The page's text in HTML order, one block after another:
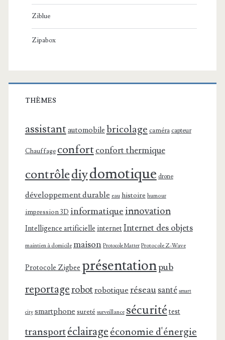
Ziblue
Zipabox
THÈMES
assistant automobile bricolage caméra capteur
Chauffage confortconfort thermique
contrôlediydomotique drone
développement durable eau histoire humour
impression 3D informatiqueinnovation
Intelligence artificielle internet Internet des objets
maintien à domicile maison Protocole Matter Protocole Z-Wave
Protocole Zigbee présentationpub
reportagerobotrobotique réseausanté smart
city smartphone sureté surveillance sécuritétest
transportéclairageéconomie d'énergie